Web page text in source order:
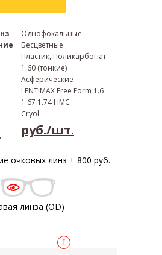
Однофокальные
Бесцветные
Пластик, Поликарбонат
1.60 (тонкие)
Асферические
LENTIMAX Free Form 1.6
1.67 1.74 HMC
Cryol
руб./шт.
линза (OD)
очковых линз + 800 руб.